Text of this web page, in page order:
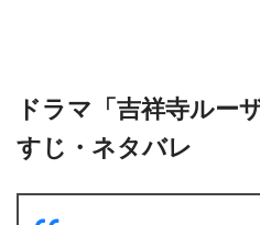
ドラマ「吉祥寺ルー
すじ・ネタバレ